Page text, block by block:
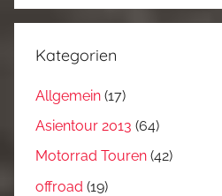
Kategorien
Allgemein (17)
Asientour 2013 (64)
Motorrad Touren (42)
offroad (19)